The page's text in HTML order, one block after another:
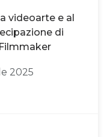
videoarte e al
di
2025